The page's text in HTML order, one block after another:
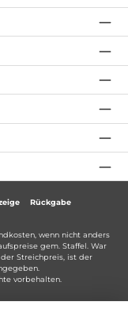
Rückgabe
, wenn nicht anders
gem. Staffel. War
Streichpreis, ist der
vorbehalten.